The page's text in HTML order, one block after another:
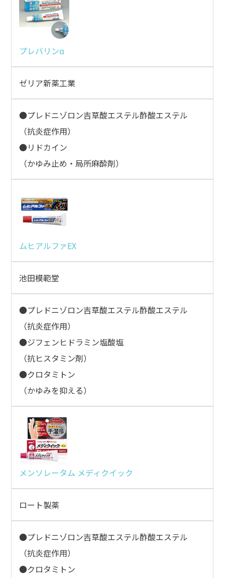
プレバリンα
ゼリア新薬工業
●プレドニゾロン吉草酸エステル酢酸エステル
（抗炎症作用）
●リドカイン
（かゆみ止め・局所麻酔剤）
ムヒアルファEX
池田模範堂
●プレドニゾロン吉草酸エステル酢酸エステル
（抗炎症作用）
●ジフェンヒドラミン塩酸塩
（抗ヒスタミン剤）
●クロタミトン
（かゆみを抑える）
メンソレータム メディクイック
ロート製薬
●プレドニゾロン吉草酸エステル酢酸エステル
（抗炎症作用）
●クロタミトン